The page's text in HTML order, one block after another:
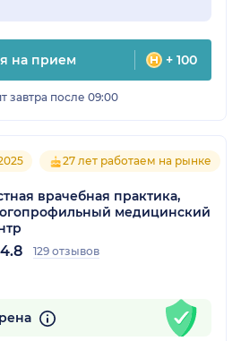
на прием + 100
завтра после 09:00
27 лет работаем на рынке
врачебная практика,
медицинский
4.8 129 отзывов